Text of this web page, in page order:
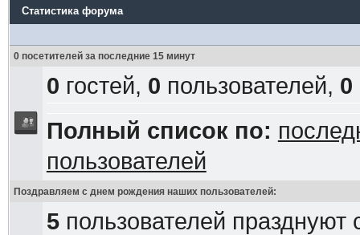
Статистика форума
0 посетителей за последние 15 минут
0 гостей, 0 пользователей, 0
Полный список по:
пользователей
Поздравляем с днем рождения наших пользователей:
5пользователей празднуют